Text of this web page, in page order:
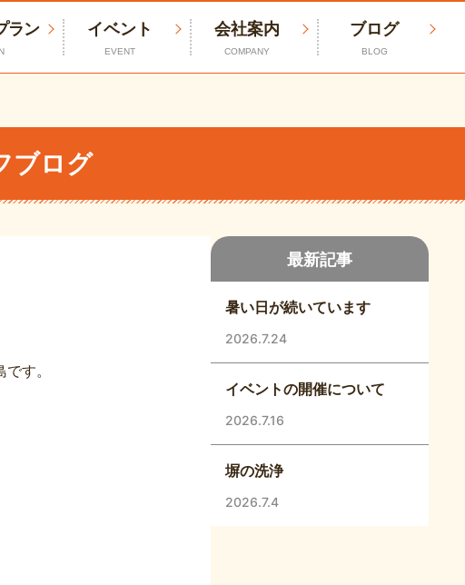
ラン イベント
EVENT
会社案内
COMPANY
ブログ
BLOG
ブログ
す。
最新記事
暑い日が続いています
2026.7.24
イベントの開催について
2026.7.16
塀の洗浄
2026.7.4